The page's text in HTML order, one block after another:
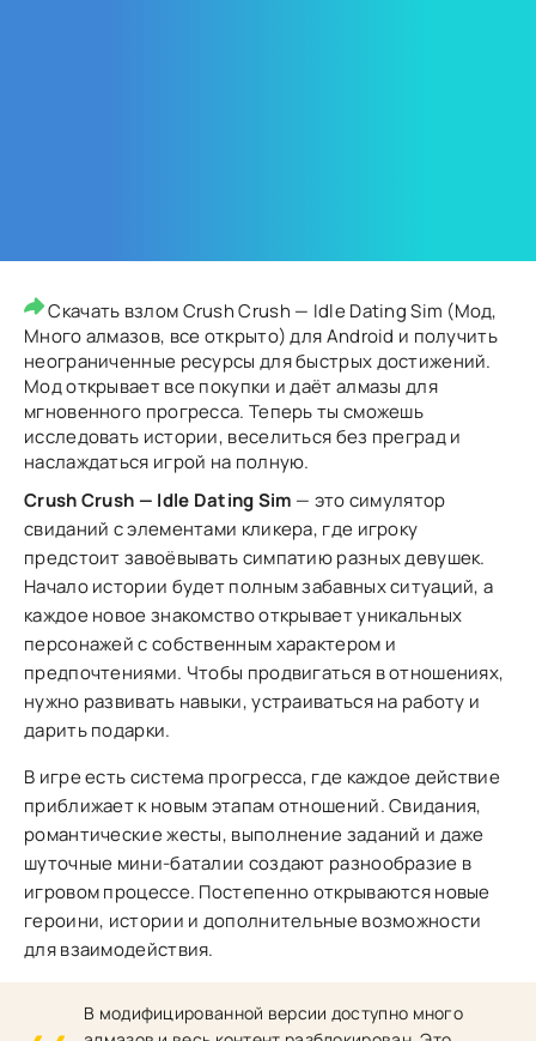
Скачать взлом Crush Crush — Idle Dating Sim (Мод,
Много алмазов, все открыто) для Android и получить
неограниченные ресурсы для быстрых достижений.
Мод открывает все покупки и даёт алмазы для
мгновенного прогресса. Теперь ты сможешь
исследовать истории, веселиться без преград и
наслаждаться игрой на полную.
Crush Crush — Idle Dating Sim — это симулятор
свиданий с элементами кликера, где игроку
предстоит завоёвывать симпатию разных девушек.
Начало истории будет полным забавных ситуаций, а
каждое новое знакомство открывает уникальных
персонажей с собственным характером и
предпочтениями. Чтобы продвигаться в отношениях,
нужно развивать навыки, устраиваться на работу и
дарить подарки.
В игре есть система прогресса, где каждое действие
приближает к новым этапам отношений. Свидания,
романтические жесты, выполнение заданий и даже
шуточные мини-баталии создают разнообразие в
игровом процессе. Постепенно открываются новые
героини, истории и дополнительные возможности
для взаимодействия.
В модифицированной версии доступно много